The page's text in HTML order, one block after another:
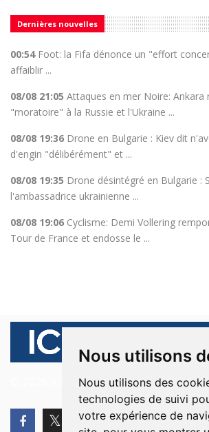
Nous utilisons
Nous utilisons des
technologies de suivi
votre expérience de
Dernières nouvelles
00:54 Foot: la Fifa dénonce un "effort
affaiblir ...
08/08 21:05 Attaques en mer Noire: Ankara
"moratoire" à la Russie et l'Ukraine ...
08/08 19:36 Drone en Bulgarie : Kiev dit
d'engin "délibérément" et ...
08/08 19:35 Drone désintégré en Bulgarie :
l'ambassadrice ukrainienne ...
08/08 19:06 Cyclisme: Demi Vollering
Tour de France et endosse le ...
© 2026 Ici Beyrouth. Tous les droits